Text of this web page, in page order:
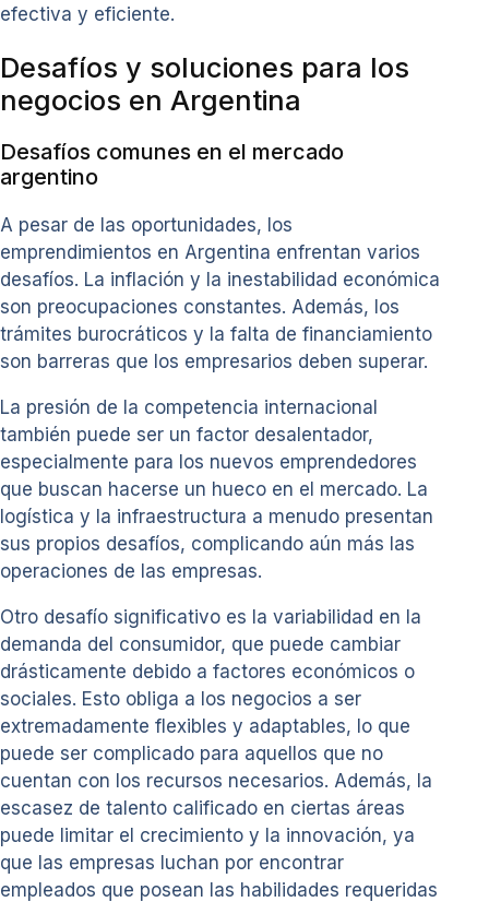
efectiva y eficiente.
Desafíos y soluciones para los
negocios en Argentina
Desafíos comunes en el mercado
argentino
A pesar de las oportunidades, los
emprendimientos en Argentina enfrentan varios
desafíos. La inflación y la inestabilidad económica
son preocupaciones constantes. Además, los
trámites burocráticos y la falta de financiamiento
son barreras que los empresarios deben superar.
La presión de la competencia internacional
también puede ser un factor desalentador,
especialmente para los nuevos emprendedores
que buscan hacerse un hueco en el mercado. La
logística y la infraestructura a menudo presentan
sus propios desafíos, complicando aún más las
operaciones de las empresas.
Otro desafío significativo es la variabilidad en la
demanda del consumidor, que puede cambiar
drásticamente debido a factores económicos o
sociales. Esto obliga a los negocios a ser
extremadamente flexibles y adaptables, lo que
puede ser complicado para aquellos que no
cuentan con los recursos necesarios. Además, la
escasez de talento calificado en ciertas áreas
puede limitar el crecimiento y la innovación, ya
que las empresas luchan por encontrar
empleados que posean las habilidades requeridas